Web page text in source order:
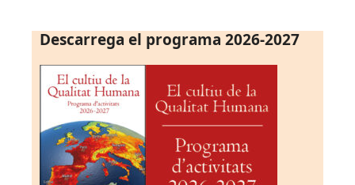
Descarrega el programa 2026-2027